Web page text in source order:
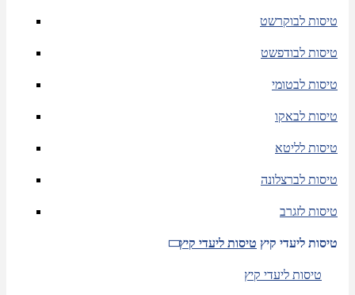
טיסות לבוקרשט
טיסות לבודפשט
טיסות לבטומי
טיסות לבאקו
טיסות לליטא
טיסות לברצלונה
טיסות לזגרב
טיסות ליעדי קיץ טיסות ליעדי קיץ
טיסות ליעדי קיץ